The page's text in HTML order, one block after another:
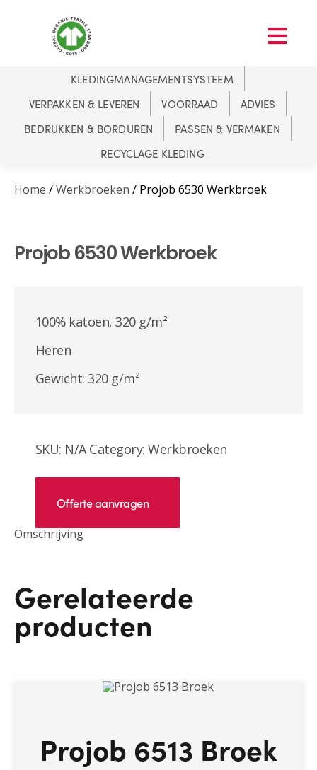
KLEDINGMANAGEMENTSYSTEEM
VERPAKKEN & LEVEREN
VOORRAAD
ADVIES
BEDRUKKEN & BORDUREN
PASSEN & VERMAKEN
RECYCLAGE KLEDING
Home /Werkbroeken / Projob 6530 Werkbroek
Projob 6530 Werkbroek
100% katoen, 320 g/m²
Heren
Gewicht: 320 g/m²
SKU: N/A Category:Werkbroeken
Offerte aanvragen
Omschrijving
Gerelateerde
producten
Projob 6513 Broek